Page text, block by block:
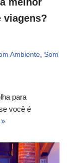
viagens?
Ambiente Som
para
você é